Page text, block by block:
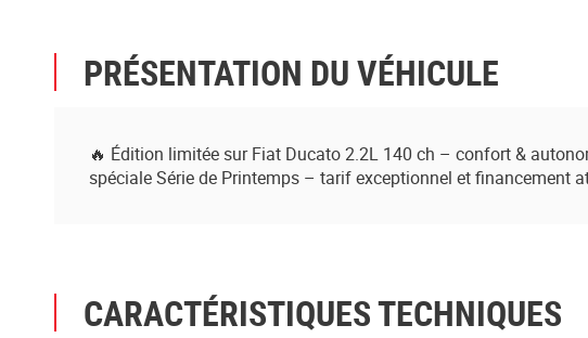
PRÉSENTATION DU VÉHICULE
🔥 Édition limitée sur Fiat Ducato 2.2L 140 ch – confort &
spéciale Série de Printemps – tarif exceptionnel et financement
CARACTÉRISTIQUES TECHNIQUES